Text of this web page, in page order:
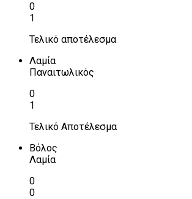
0
1
Τελικό αποτέλεσμα
Λαμία
Παναιτωλικός
0
1
Τελικό Αποτέλεσμα
Βόλος
Λαμία
0
0